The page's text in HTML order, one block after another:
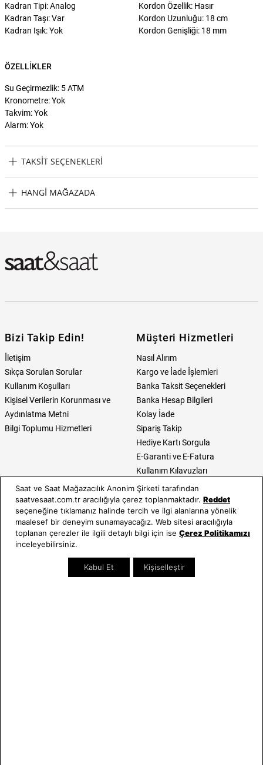
Kadran Tipi: Analog
Kadran Taşı: Var
Kadran Işık: Yok
Kordon Özellik: Hasır
Kordon Uzunluğu: 18 cm
Kordon Genişliği: 18 mm
ÖZELLIKLER
Su Geçirmezlik: 5 ATM
Kronometre: Yok
Takvim: Yok
Alarm: Yok
TAKSIT SEÇENEKLERI
HANGI MAĞAZADA
Bizi Takip Edin!
İletişim
Sıkça Sorulan Sorular
Kullanım Koşulları
Kişisel Verilerin Korunması ve
Aydınlatma Metni
Bilgi Toplumu Hizmetleri
Müşteri Hizmetleri
Nasıl Alırım
Kargo ve İade İşlemleri
Banka Taksit Seçenekleri
Banka Hesap Bilgileri
Kolay İade
Sipariş Takip
Hediye Kartı Sorgula
E-Garanti ve E-Fatura
Kullanım Kılavuzları
Saat ve Saat
Hakkımızda
Neden Saat ve Saat
Mağazalar
Mağazada Teknik Servis
Kategoriler
Erkek Saat
Kadın Saat
Takı & Aksesuar
Kampanyalar
Saat ve Saat Mağazacılık Anonim Şirketi tarafından
saatvesaat.com.tr aracılığıyla çerez toplanmaktadır. Reddet
seçeneğine tıklamanız halinde tercih ve ilgi alanlarına yönelik
maalesef bir deneyim sunamayacağız. Web sitesi aracılığıyla
toplanan çerezler ile ilgili detaylı bilgi için ise Çerez Politikamızı
inceleyebilirsiniz.
Kabul Et Kişiselleştir